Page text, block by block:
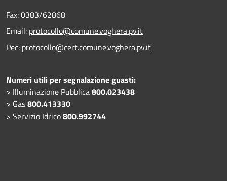
Fax:0383/62868
Email: protocollo@comune.voghera.pv.it
Pec: protocollo@cert.comune.voghera.pv.it
Numeri utili per segnalazione guasti:
> Illuminazione Pubblica800.023438
> Gas800.413330
> Servizio Idrico800.992744